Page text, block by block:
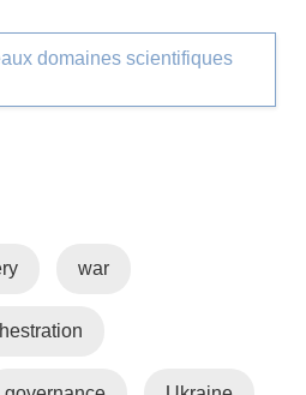
domaines scientifiques
war